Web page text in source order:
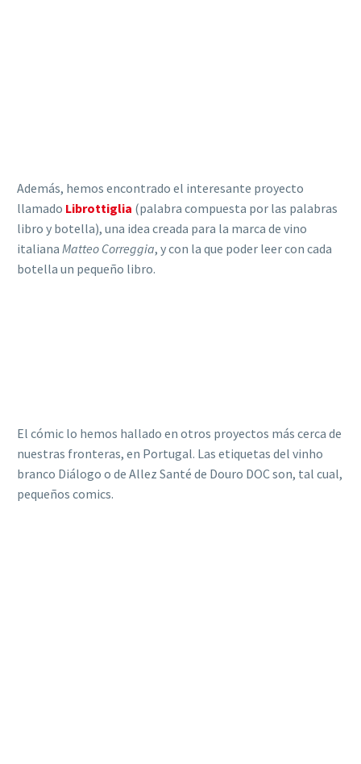
Además, hemos encontrado el interesante proyecto
llamado Librottiglia (palabra compuesta por las palabras
libro y botella), una idea creada para la marca de vino
italiana Matteo Correggia, y con la que poder leer con cada
botella un pequeño libro.
El cómic lo hemos hallado en otros proyectos más cerca de
nuestras fronteras, en Portugal. Las etiquetas del vinho
branco Diálogo o de Allez Santé de Douro DOC son, tal cual,
pequeños comics.